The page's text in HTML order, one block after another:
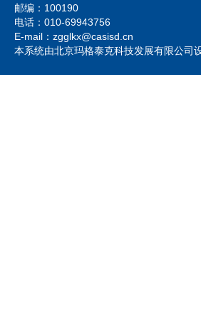
邮编：100190
电话：010-69943756
E-mail：zgglkx@casisd.cn
本系统由北京玛格泰克科技发展有限公司